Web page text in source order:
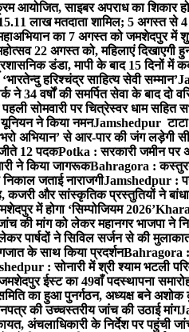
आयोजित, साइबर अपराध का शिकार
लाख मतदाता शामिल; 5 अगस्त से 4
का 7 अगस्त को जमशेदपुर में
22 अगस्त को, महिलाएं दिखाएगी
डंडा, मापी के बाद 15 दिनों में
हरिश्चंद्र साहित्य सेवी सम्मान’
वर्षों की समर्पित सेवा के बाद दो
सोमवारी पर चित्रेस्वर धाम
ने किया नमनJamshedpur टाटा
अभियान’ से आर-पार की जंग लड़ेगी
जीते 12 पदकPotka : सरकारी जमीन
ने किया जागरूकBahragora :
जताई नाराजगीJamshedpur :
कजरी और सांस्कृतिक प्रस्तुतियों ने
में होगा ‘सिम्पोजियम 2026’
की मांग को लेकर महानगर भाजपा ने
पार्षदों ने सिविल सर्जन से की
के साथ किया प्रदर्शनBahragora :
: सोनारी में श्री श्याम भटली
ईस्ट का 49वाँ पदस्थापना
का हुआ पुनर्गठन, अध्यक्ष बने अशोक
की उच्चस्तरीय जांच की उठाई मांग
अंचलाधिकारी के निर्देश पर पहुंची